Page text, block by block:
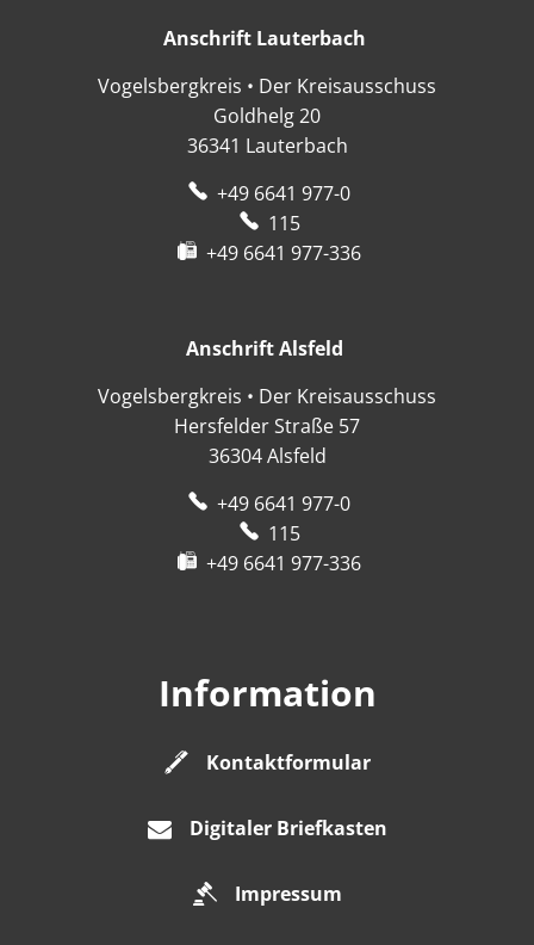
Anschrift Lauterbach
Vogelsbergkreis • Der Kreisausschuss
Goldhelg 20
36341 Lauterbach
+49 6641 977-0
115
+49 6641 977-336
Anschrift Alsfeld
Vogelsbergkreis • Der Kreisausschuss
Hersfelder Straße 57
36304 Alsfeld
+49 6641 977-0
115
+49 6641 977-336
Information
Kontaktformular
Digitaler Briefkasten
Impressum